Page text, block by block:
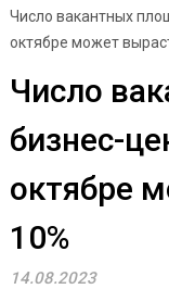
Число вакантных
октябре может
Число
бизнес-
октябре
10%
14.08.2023